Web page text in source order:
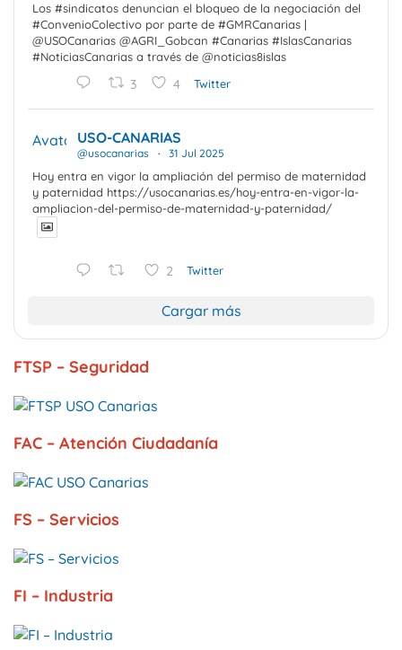
Los #sindicatos denuncian el bloqueo de la negociación del
#ConvenioColectivo por parte de #GMRCanarias |
@USOCanarias @AGRI_Gobcan #Canarias #IslasCanarias
#NoticiasCanarias a través de @noticias8islas
3 4 Twitter
Avatar USO-CANARIAS
@usocanarias · 31 Jul 2025
Hoy entra en vigor la ampliación del permiso de maternidad
y paternidad https://usocanarias.es/hoy-entra-en-vigor-la-
ampliacion-del-permiso-de-maternidad-y-paternidad/
2 Twitter
Cargar más
FTSP – Seguridad
FAC – Atención Ciudadanía
FS – Servicios
FI – Industria